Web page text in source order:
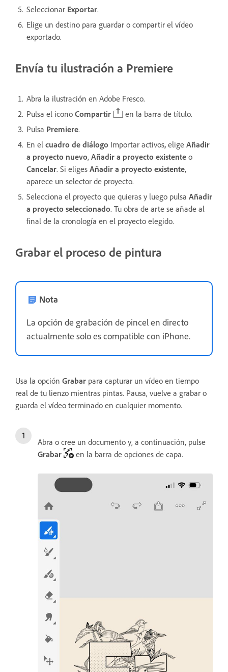
Seleccionar Exportar.
Elige un destino para guardar o compartir el vídeo
exportado.
Envía tu ilustración a Premiere
Abra la ilustración en Adobe Fresco.
Pulsa el icono Compartir
en la barra de título.
Pulsa Premiere.
En el cuadro de diálogo Importar activos, elige Añadir
a proyecto nuevo, Añadir a proyecto existente o
Cancelar. Si eliges Añadir a proyecto existente,
aparece un selector de proyecto.
Selecciona el proyecto que quieras y luego pulsa Añadir
a proyecto seleccionado. Tu obra de arte se añade al
final de la cronología en el proyecto elegido.
Grabar el proceso de pintura
Nota
La opción de grabación de pincel en directo
actualmente solo es compatible con iPhone.
Usa la opción Grabar para capturar un vídeo en tiempo
real de tu lienzo mientras pintas. Pausa, vuelve a grabar o
guarda el vídeo terminado en cualquier momento.
Abra o cree un documento y, a continuación, pulse
Grabar
en la barra de opciones de capa.